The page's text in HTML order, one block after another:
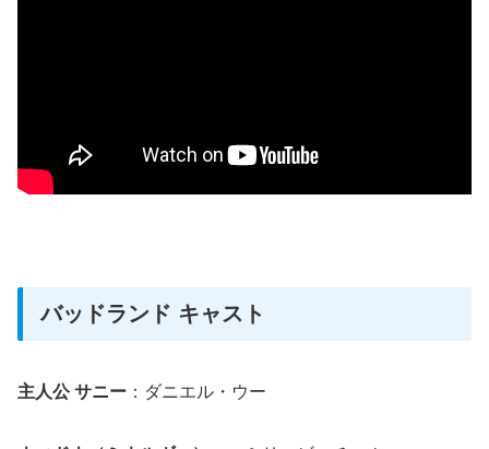
バッドランド キャスト
主人公 サニー ：ダニエル・ウー